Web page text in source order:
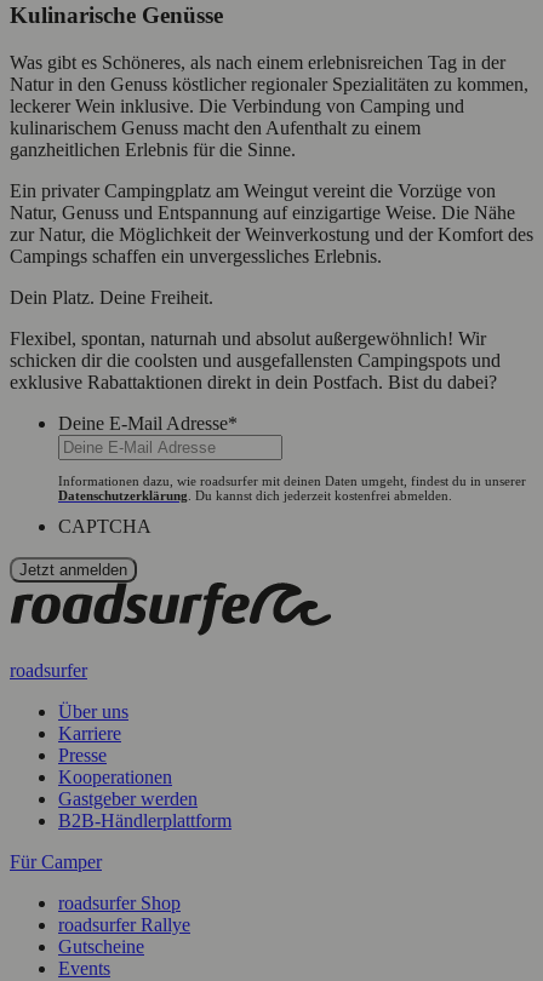
Kulinarische Genüsse
Was gibt es Schöneres, als nach einem erlebnisreichen Tag in der
Natur in den Genuss köstlicher regionaler Spezialitäten zu kommen,
leckerer Wein inklusive. Die Verbindung von Camping und
kulinarischem Genuss macht den Aufenthalt zu einem
ganzheitlichen Erlebnis für die Sinne.
Ein privater Campingplatz am Weingut vereint die Vorzüge von
Natur, Genuss und Entspannung auf einzigartige Weise. Die Nähe
zur Natur, die Möglichkeit der Weinverkostung und der Komfort des
Campings schaffen ein unvergessliches Erlebnis.
Dein Platz. Deine Freiheit.
Flexibel, spontan, naturnah und absolut außergewöhnlich! Wir
schicken dir die coolsten und ausgefallensten Campingspots und
exklusive Rabattaktionen direkt in dein Postfach. Bist du dabei?
Deine E-Mail Adresse*
Informationen dazu, wie roadsurfer mit deinen Daten umgeht, findest du in unserer
Datenschutzerklärung . Du kannst dich jederzeit kostenfrei abmelden.
CAPTCHA
roadsurfer
Über uns
Karriere
Presse
Kooperationen
Gastgeber werden
B2B-Händlerplattform
Für Camper
roadsurfer Shop
roadsurfer Rallye
Gutscheine
Events